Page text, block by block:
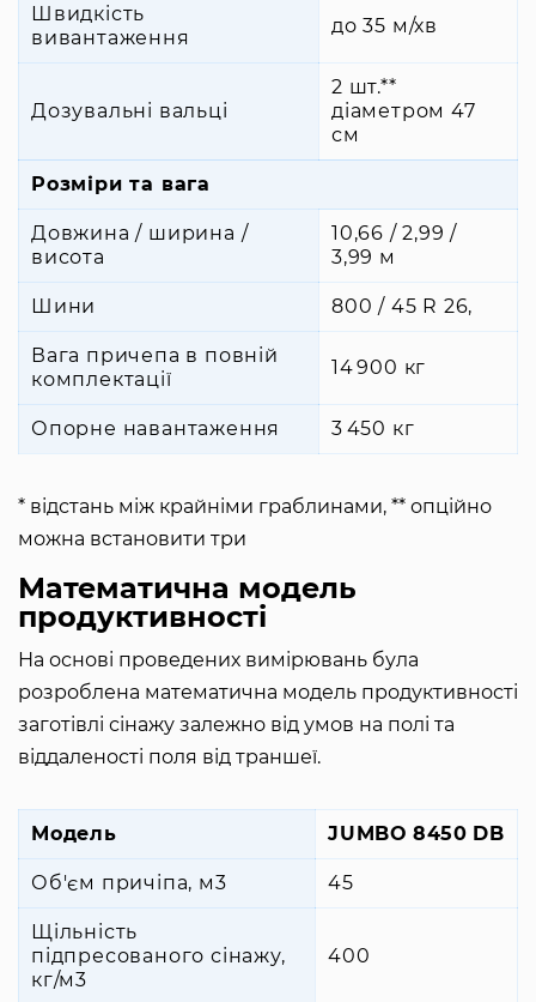
Швидкість
вивантаження
до 35 м/хв
Дозувальні вальці
2 шт.**
діаметром 47
см
Розміри та вага
Довжина / ширина /
висота
10,66 / 2,99 /
3,99 м
Шини 800 / 45 R 26,
Вага причепа в повній
комплектації
14 900 кг
Опорне навантаження 3 450 кг
* відстань між крайніми граблинами, ** опційно
можна встановити три
Математична модель
продуктивності
На основі проведених вимірювань була
розроблена математична модель продуктивності
заготівлі сінажу залежно від умов на полі та
віддаленості поля від траншеї.
Модель JUMBO 8450 DB
Об'єм причіпа, м3 45
Щільність
підпресованого сінажу,
кг/м3
400